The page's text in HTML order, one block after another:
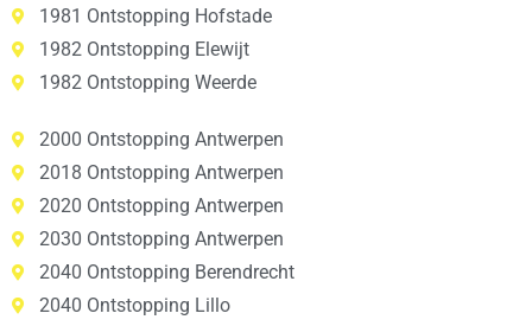
1981 Ontstopping Hofstade
1982 Ontstopping Elewijt
1982 Ontstopping Weerde
2000 Ontstopping Antwerpen
2018 Ontstopping Antwerpen
2020 Ontstopping Antwerpen
2030 Ontstopping Antwerpen
2040 Ontstopping Berendrecht
2040 Ontstopping Lillo